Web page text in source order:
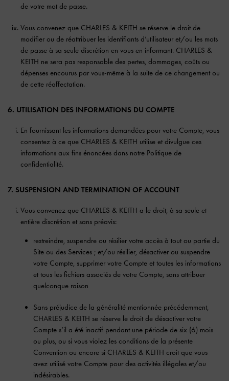
de votre mot de passe.
Vous convenez que CHARLES & KEITH se réserve le droit de
modifier ou de réattribuer les identifiants d’utilisateur et/ou les mots
de passe à sa seule discrétion en vous en informant. CHARLES &
KEITH ne sera pas responsable des pertes, dommages, coûts ou
dépenses encourus par vous-même à la suite de ce changement ou
de cette réaffectation.
6. UTILISATION DES INFORMATIONS DU COMPTE
En fournissant les informations demandées pour votre Compte, vous
consentez à ce que CHARLES & KEITH utilise et divulgue ces
informations aux fins énoncées dans notre Politique de
confidentialité.
7. SUSPENSION AND TERMINATION OF ACCOUNT
Vous convenez que CHARLES & KEITH a le droit, à sa seule et
entière discrétion et sans préavis:
restreindre, suspendre ou résilier votre accès à tout ou partie du
Site ou des Services ; et/ou résilier, désactiver ou suspendre
votre Compte, supprimer votre Compte et toutes les informations
et tous les fichiers associés de votre Compte, sans attribuer
quelconque raison
Sans préjudice de la généralité mentionnée précédemment,
CHARLES & KEITH se réserve le droit de désactiver votre
Compte s’il a été inactif pendant une période de six (6) mois
ou plus, ou si vous violez les conditions de la présente
Convention ou encore si CHARLES & KEITH croit que vous
avez utilisé votre Compte pour des activités illégales et/ou
indésirables.